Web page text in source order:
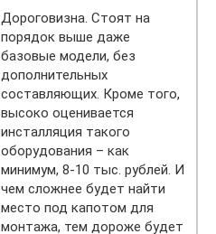
Дороговизна. Стоят на
порядок выше даже
базовые модели, без
дополнительных
составляющих. Кроме того,
высоко оценивается
инсталляция такого
оборудования – как
минимум, 8-10 тыс. рублей. И
чем сложнее будет найти
место под капотом для
монтажа, тем дороже будет